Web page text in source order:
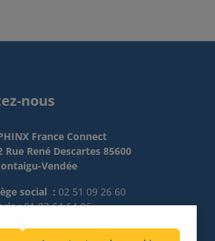
nous
France Connect
Rue René Descartes 85600
Vendée
social : 02 51 09 26 60
:01 83 64 64 06